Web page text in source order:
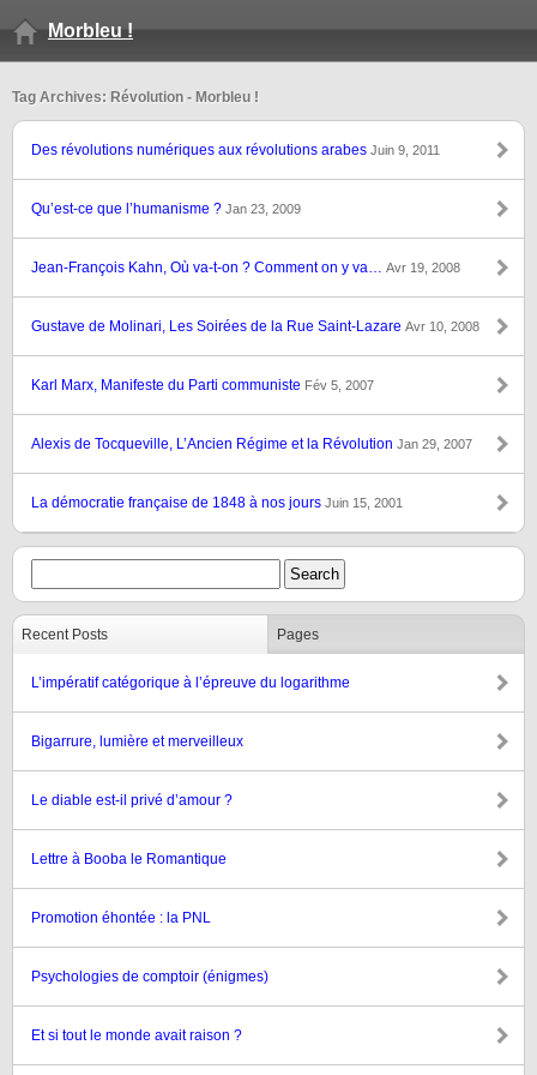
Morbleu !
Tag Archives: Révolution - Morbleu !
Des révolutions numériques aux révolutions arabes Juin 9, 2011
Qu’est-ce que l’humanisme ? Jan 23, 2009
Jean-François Kahn, Où va-t-on ? Comment on y va… Avr 19, 2008
Gustave de Molinari, Les Soirées de la Rue Saint-Lazare Avr 10, 2008
Karl Marx, Manifeste du Parti communiste Fév 5, 2007
Alexis de Tocqueville, L’Ancien Régime et la Révolution Jan 29, 2007
La démocratie française de 1848 à nos jours Juin 15, 2001
Recent Posts Pages
L’impératif catégorique à l’épreuve du logarithme
Bigarrure, lumière et merveilleux
Le diable est-il privé d’amour ?
Lettre à Booba le Romantique
Promotion éhontée : la PNL
Psychologies de comptoir (énigmes)
Et si tout le monde avait raison ?